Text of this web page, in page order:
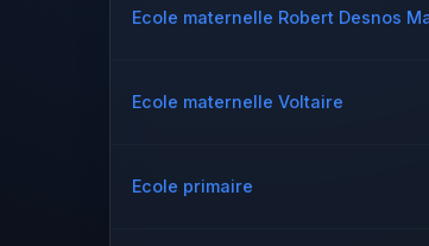
Ecole maternelle Robert Desnos
Ecole maternelle Voltaire
Ecole primaire